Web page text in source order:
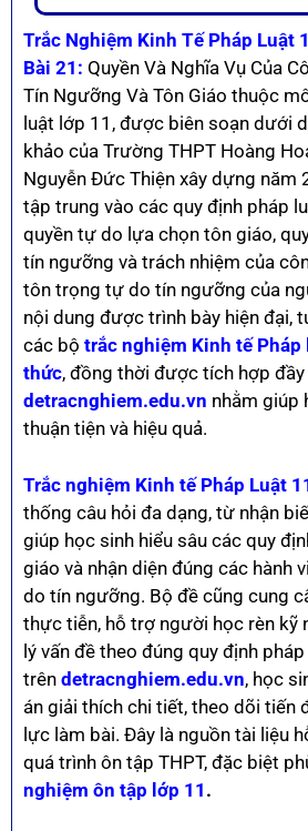
Trắc Nghiệm Kinh Tế Pháp Luật
Bài 21: Quyền Và Nghĩa Vụ Của
Tín Ngưỡng Và Tôn Giáo thuộc
luật lớp 11, được biên soạn dưới
khảo của Trường THPT Hoàng
Nguyễn Đức Thiện xây dựng năm
tập trung vào các quy định pháp
quyền tự do lựa chọn tôn giáo,
tín ngưỡng và trách nhiệm của
tôn trọng tự do tín ngưỡng của
nội dung được trình bày hiện đại,
các bộ trắc nghiệm Kinh tế
thức, đồng thời được tích hợp
detracnghiem.edu.vn nhằm giúp
thuận tiện và hiệu quả.
Trắc nghiệm Kinh tế Pháp Luật
thống câu hỏi đa dạng, từ nhận
giúp học sinh hiểu sâu các quy
giáo và nhận diện đúng các hành
do tín ngưỡng. Bộ đề cũng cung
thực tiễn, hỗ trợ người học rèn kỹ
lý vấn đề theo đúng quy định
trên detracnghiem.edu.vn, học
án giải thích chi tiết, theo dõi tiến
lực làm bài. Đây là nguồn tài liệu
quá trình ôn tập THPT, đặc biệt
nghiệm ôn tập lớp 11 .